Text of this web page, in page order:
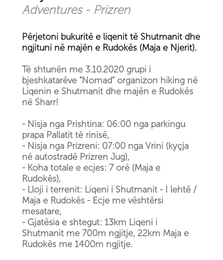
Adventures - Prizren
Përjetoni bukuritë e liqenit të Shutmanit dhe
ngjituni në majën e Rudokës (Maja e Njerit).
Të shtunën me 3.10.2020 grupi i
bjeshkatarëve “Nomad” organizon hiking në
Liqenin e Shutmanit dhe majën e Rudokës
në Sharr!
- Nisja nga Prishtina: 06:00 nga parkingu
prapa Pallatit të rinisë,
- Nisja nga Prizreni: 07:00 nga Vrini (kyçja
në autostradë Prizren Jug),
- Koha totale e ecjes: 7 orë (Maja e
Rudokës),
- Lloji i terrenit: Liqeni i Shutmanit - I lehtë /
Maja e Rudokës - Ecje me vështërsi
mesatare,
- Gjatësia e shtegut: 13km Liqeni i
Shutmanit me 700m ngjitje, 22km Maja e
Rudokës me 1400m ngjitje.